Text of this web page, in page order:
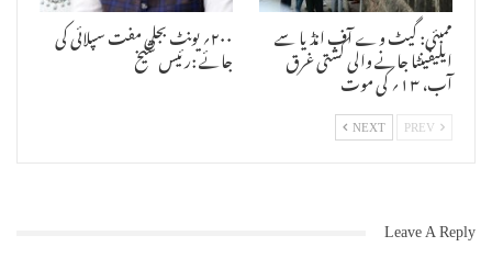
ممبئی: گیٹ وے آف انڈیا سے
ایلیفینٹا جانے والی کشتی غرق
آب، ۱۳؍ کی موت
۲۰۰؍ یونٹ بجلی مفت سپلائی کی
جائے :رئیس شیخ
NEXT
Leave A Reply